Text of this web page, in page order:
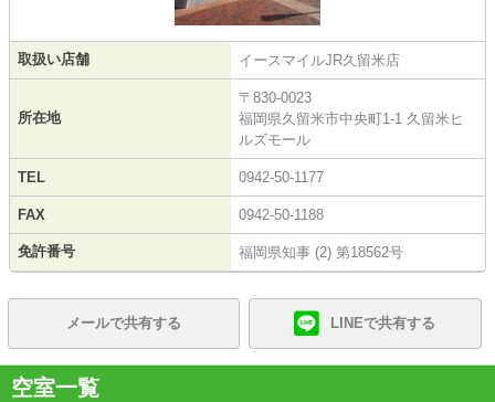
取扱い店舗 イースマイルJR久留米店
所在地
〒830-0023
福岡県久留米市中央町1-1 久留米ヒ
ルズモール
TEL 0942-50-1177
FAX 0942-50-1188
免許番号 福岡県知事 (2) 第18562号
メールで共有する LINEで共有する
空室一覧